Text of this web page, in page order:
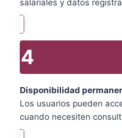
salariales y datos
4
Disponibilidad
Los usuarios pueden
cuando necesiten